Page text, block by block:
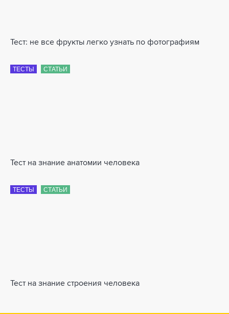
Тест: не все фрукты легко узнать по фотографиям
ТЕСТЫ СТАТЬИ
Тест на знание анатомии человека
ТЕСТЫ СТАТЬИ
Тест на знание строения человека